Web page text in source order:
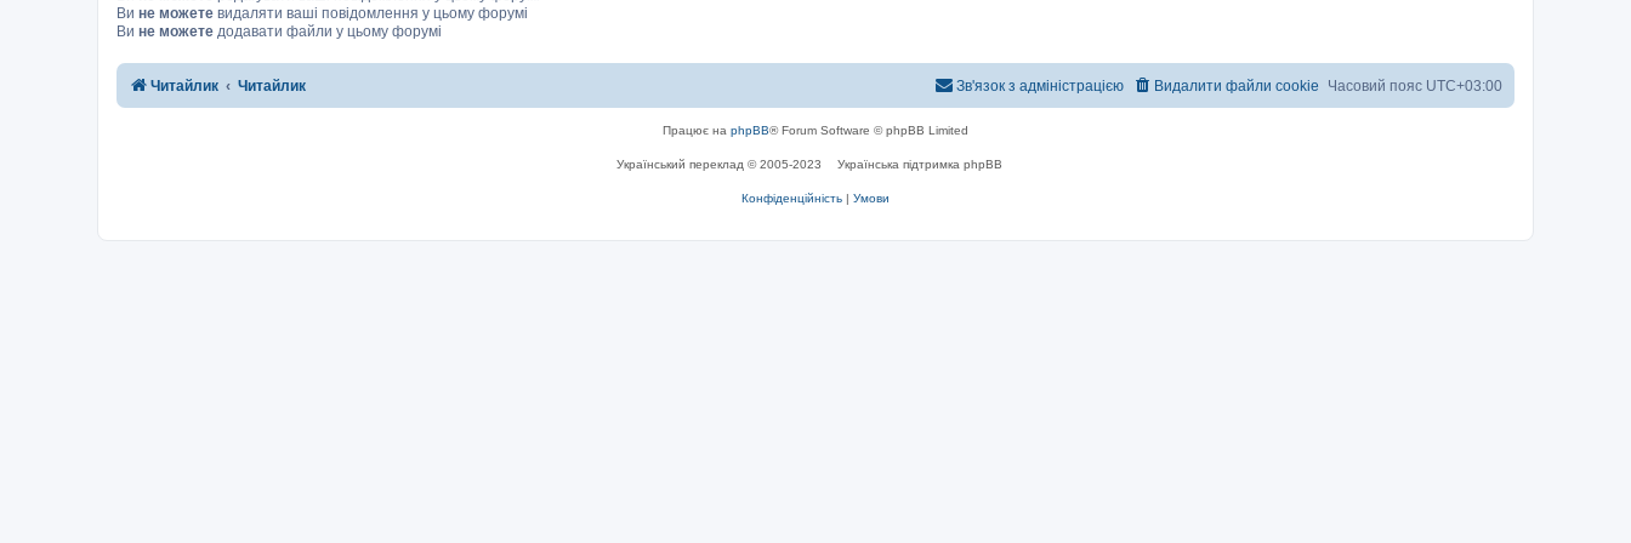
Ви не можете видаляти ваші повідомлення у цьому форумі
Ви не можете додавати файли у цьому форумі
Читайлик Читайлик Часовий пояс UTC+03:00
Видалити файли cookie
Зв'язок з адміністрацією
Працює на phpBB® Forum Software © phpBB Limited
Український переклад © 2005-2023 Українська підтримка phpBB
Конфіденційність | Умови